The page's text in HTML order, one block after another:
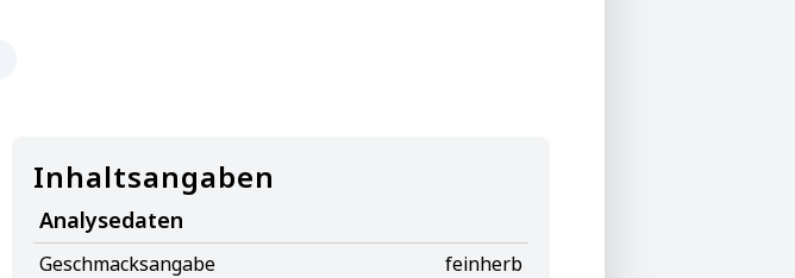
Inhaltsangaben
Analysedaten
Geschmacksangabe
feinherb